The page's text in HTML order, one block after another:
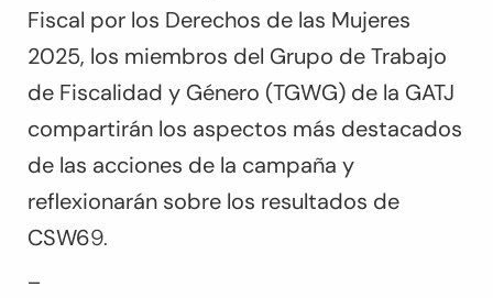
Fiscal por los Derechos de las Mujeres
2025, los miembros del Grupo de Trabajo
de Fiscalidad y Género (TGWG) de la GATJ
compartirán los aspectos más destacados
de las acciones de la campaña y
reflexionarán sobre los resultados de
CSW69.